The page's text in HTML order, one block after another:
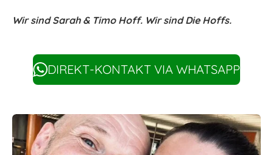
Wir sind Sarah & Timo Hoff. Wir sind Die Hoffs.
DIREKT-KONTAKT VIA WHATSAPP